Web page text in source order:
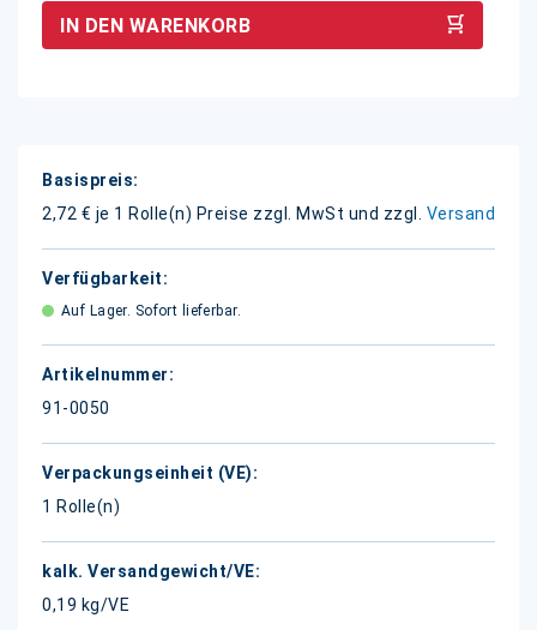
IN DEN WARENKORB
Weitere
Informationen
2,72 € je 1 Rolle(n) Preise zzgl. MwSt und zzgl. Versand
Auf Lager. Sofort lieferbar.
91-0050
1 Rolle(n)
0,19 kg/VE